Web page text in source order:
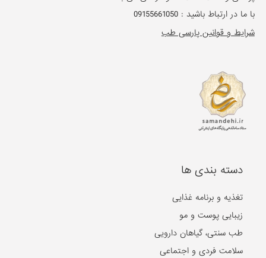
با ما در ارتباط باشید :09155661050
شرایط و قوانین پارسی طب
دسته بندی ها
تغذیه و برنامه غذایی
زیبایی پوست و مو
طب سنتی، گیاهان دارویی
سلامت فردی و اجتماعی